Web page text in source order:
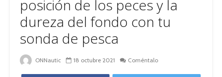
posición de los peces y la
dureza del fondo con tu
sonda de pesca
ONNautic 18 octubre 2021 Coméntalo